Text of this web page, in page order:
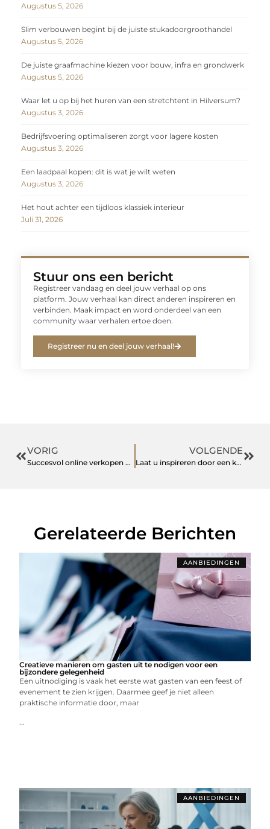
Augustus 5, 2026
Slim verbouwen begint bij de juiste stukadoorgroothandel
Augustus 5, 2026
De juiste graafmachine kiezen voor bouw, infra en grondwerk
Augustus 5, 2026
Waar let u op bij het huren van een stretchtent in Hilversum?
Augustus 3, 2026
Bedrijfsvoering optimaliseren zorgt voor lagere kosten
Augustus 3, 2026
Een laadpaal kopen: dit is wat je wilt weten
Augustus 3, 2026
Het hout achter een tijdloos klassiek interieur
Juli 31, 2026
Stuur ons een bericht
Registreer vandaag en deel jouw verhaal op ons
platform. Jouw verhaal kan direct anderen inspireren en
verbinden. Maak impact en word onderdeel van een
community waar verhalen ertoe doen.
Registreer nu en deel jouw verhaal!
VORIG
Succesvol online verkopen met de nieuwste webtechnologieën
VOLGENDE
Laat u inspireren door een keukenshowroom in Tilburg
Gerelateerde Berichten
AANBIEDINGEN
Creatieve manieren om gasten uit te nodigen voor een
bijzondere gelegenheid
Een uitnodiging is vaak het eerste wat gasten van een feest of
evenement te zien krijgen. Daarmee geef je niet alleen
praktische informatie door, maar
...
AANBIEDINGEN